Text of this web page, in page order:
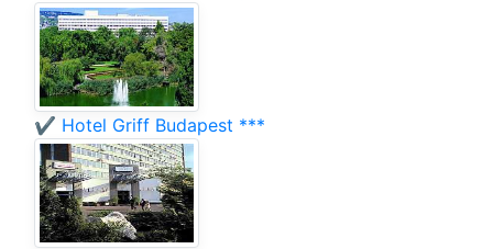
✔️ Hotel Griff Budapest ***